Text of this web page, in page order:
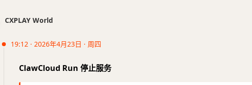
CXPLAY World
19:12 · 2026年4月23日 · 周四
ClawCloud Run 停止服务